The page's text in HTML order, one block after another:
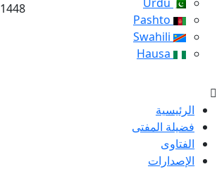
1448 هـ
الرئيسية
فضيلة المفتى
الفتاوى
الإصدارات